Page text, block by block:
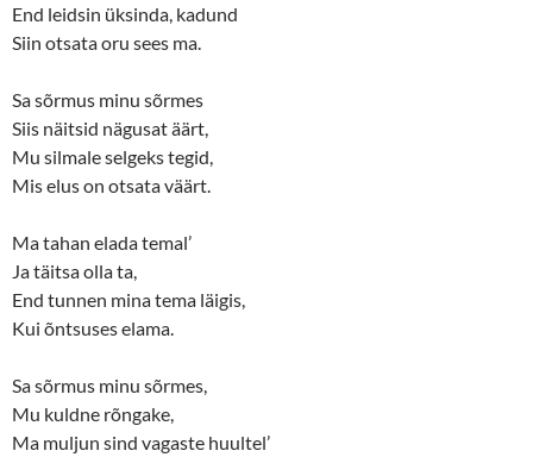
End leidsin üksinda, kadund
Siin otsata oru sees ma.
Sa sõrmus minu sõrmes
Siis näitsid nägusat äärt,
Mu silmale selgeks tegid,
Mis elus on otsata väärt.
Ma tahan elada temal’
Ja täitsa olla ta,
End tunnen mina tema läigis,
Kui õntsuses elama.
Sa sõrmus minu sõrmes,
Mu kuldne rõngake,
Ma muljun sind vagaste huultel’